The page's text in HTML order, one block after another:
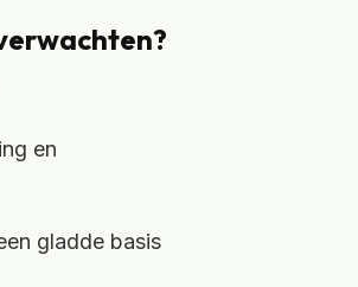
en
gladde basis